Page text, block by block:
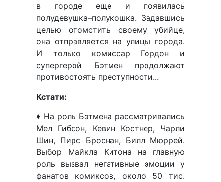
в городе еще и появилась
полудевушка–полукошка. Задавшись
целью отомстить своему убийце,
она отправляется на улицы города.
И только комиссар Гордон и
супергерой Бэтмен продолжают
противостоять преступности...
Кстати:
♦ На роль Бэтмена рассматривались
Мел Гибсон, Кевин Костнер, Чарли
Шин, Пирс Броснан, Билл Мюррей.
Выбор Майкла Китона на главную
роль вызвал негативные эмоции у
фанатов комиксов, около 50 тис.